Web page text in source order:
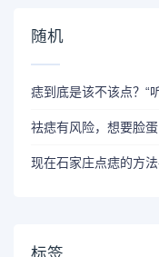
随机
痣到底是该不该点？“
祛痣有风险，想要脸
标签